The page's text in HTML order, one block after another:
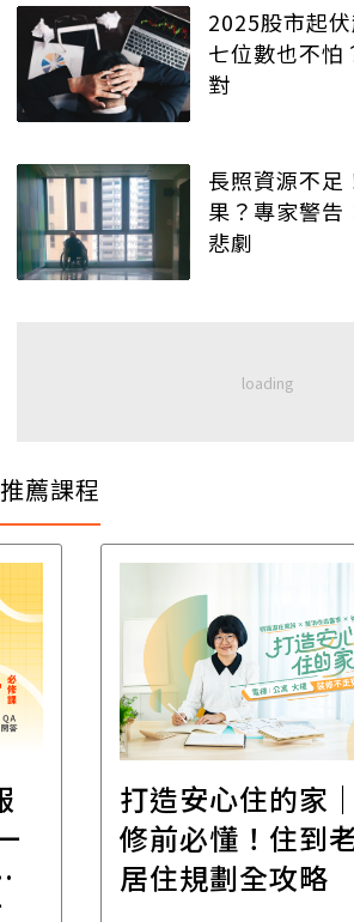
2025股市起
七位數也不怕
對
長照資源不足
果？專家警告
悲劇
推薦課程
打造安心住的家
修前必懂！住到
居住規劃全攻略